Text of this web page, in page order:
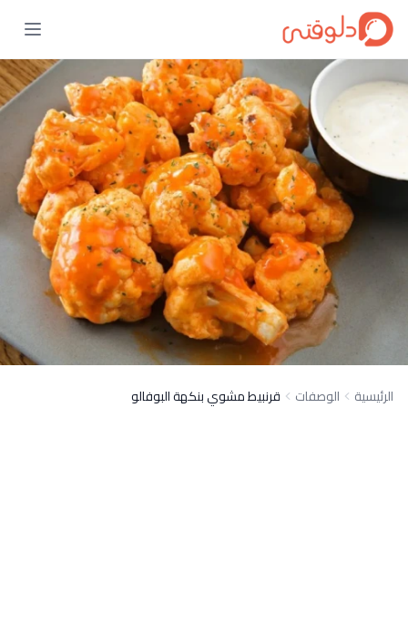
الرئيسية الوصفات قرنبيط مشوي بنكهة البوفالو